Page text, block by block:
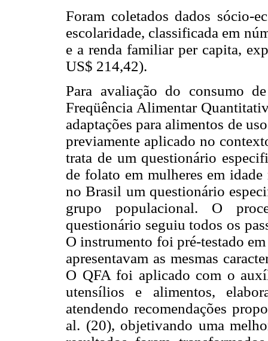
Foram coletados dados sócio-
escolaridade, classificada em
e a renda familiar per capita,
US$ 214,42).
Para avaliação do consumo
Freqüência Alimentar
adaptações para alimentos de
previamente aplicado no
trata de um questionário
de folato em mulheres em
no Brasil um questionário
grupo populacional. O
questionário seguiu todos os
O instrumento foi pré-testado
apresentavam as mesmas
O QFA foi aplicado com o
utensílios e alimentos,
atendendo recomendações
al. (20), objetivando uma